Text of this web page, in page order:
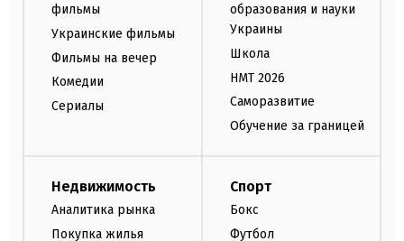
фильмы
Украинские фильмы
Фильмы на вечер
Комедии
Сериалы
образования и науки
Украины
Школа
НМТ 2026
Саморазвитие
Обучение за границей
Недвижимость
Аналитика рынка
Покупка жилья
Спорт
Бокс
Футбол